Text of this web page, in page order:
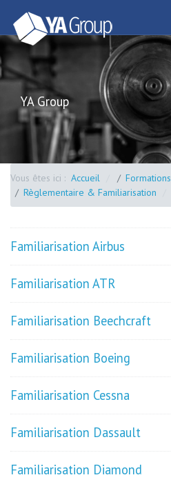
YA Group
Vous êtes ici : Accueil
Formations
Règlementaire & Familiarisation
Familiarisation Airbus
Familiarisation ATR
Familiarisation Beechcraft
Familiarisation Boeing
Familiarisation Cessna
Familiarisation Dassault
Familiarisation Diamond